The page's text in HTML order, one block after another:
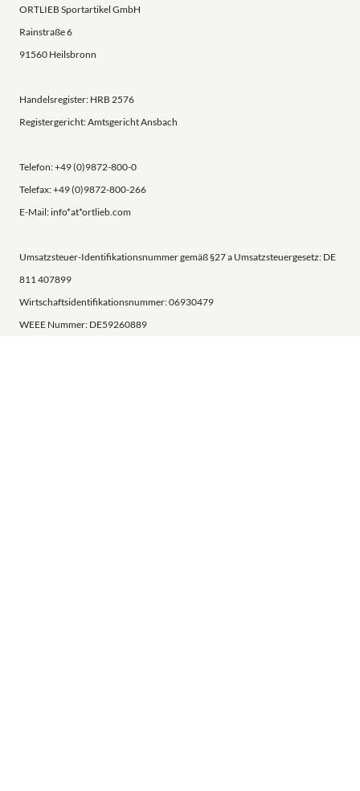
ORTLIEB Sportartikel GmbH
Rainstraße 6
91560 Heilsbronn
Handelsregister: HRB 2576
Registergericht: Amtsgericht Ansbach
Telefon: +49 (0)9872-800-0
Telefax: +49 (0)9872-800-266
E-Mail: info*at*ortlieb.com
Umsatzsteuer-Identifikationsnummer gemäß §27 a Umsatzsteuergesetz: DE
811 407899
Wirtschaftsidentifikationsnummer: 06930479
WEEE Nummer: DE59260889